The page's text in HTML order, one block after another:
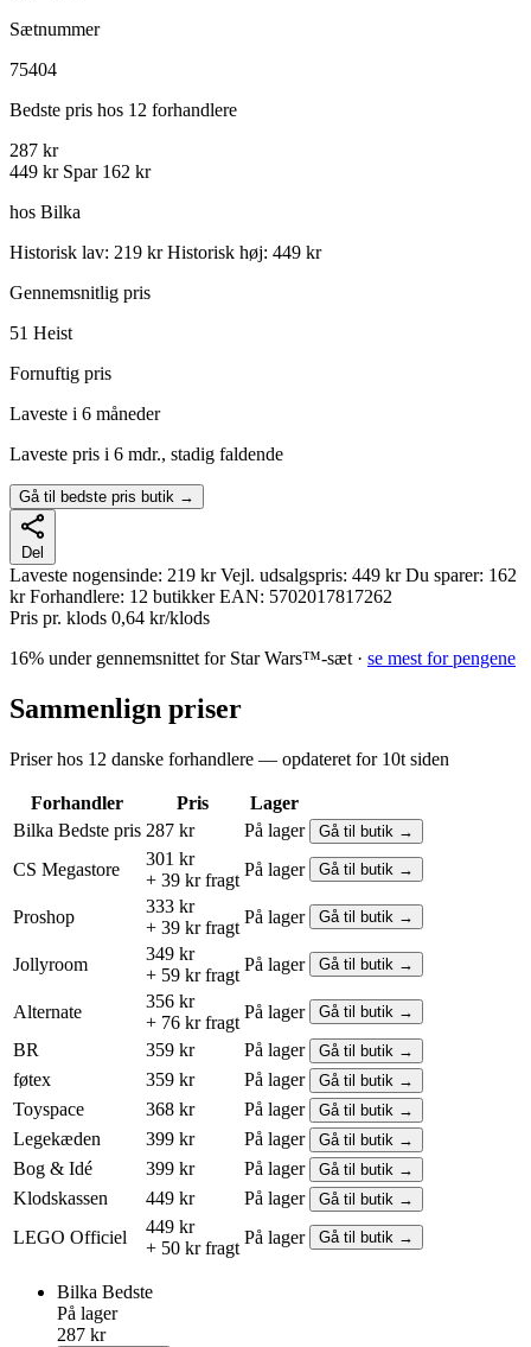
Sætnummer
75404
Bedste pris hos 12 forhandlere
287 kr
449 kr Spar 162 kr
hos Bilka
Historisk lav: 219 kr Historisk høj: 449 kr
Gennemsnitlig pris
51 Heist
Fornuftig pris
Laveste i 6 måneder
Laveste pris i 6 mdr., stadig faldende
Gå til bedste pris butik →
Del
Laveste nogensinde: 219 kr Vejl. udsalgspris: 449 kr Du sparer: 162
kr Forhandlere: 12 butikker EAN: 5702017817262
Pris pr. klods 0,64 kr/klods
16% under gennemsnittet for Star Wars™-sæt · se mest for pengene
Sammenlign priser
Priser hos 12 danske forhandlere — opdateret for 10t siden
Forhandler Pris
Lager
Bilka Bedste pris 287 kr På lager Gå til butik →
CS Megastore
301 kr
+ 39 kr fragt
På lager Gå til butik →
Proshop
333 kr
+ 39 kr fragt
På lager Gå til butik →
Jollyroom
349 kr
+ 59 kr fragt
På lager Gå til butik →
Alternate
356 kr
+ 76 kr fragt
På lager Gå til butik →
BR 359 kr På lager Gå til butik →
føtex 359 kr På lager Gå til butik →
Toyspace 368 kr På lager Gå til butik →
Legekæden 399 kr På lager Gå til butik →
Bog & Idé 399 kr På lager Gå til butik →
Klodskassen 449 kr På lager Gå til butik →
LEGO Officiel
449 kr
+ 50 kr fragt
På lager Gå til butik →
Bilka Bedste
På lager
287 kr